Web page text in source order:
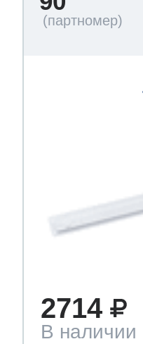
2714
В наличии